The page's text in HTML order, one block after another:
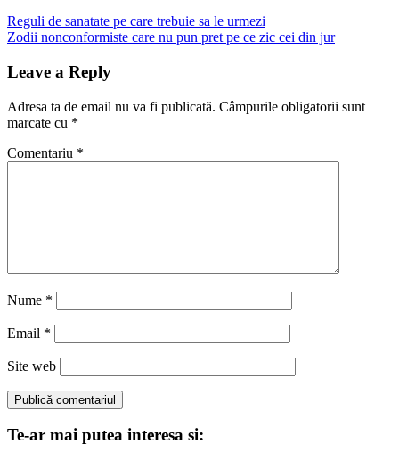
Navigare
în
articole
Previous
Post:
Reguli de sanatate pe care trebuie sa le urmezi
Next
Zodii nonconformiste care nu pun pret pe ce zic cei din jur
Leave a Reply
Adresa ta de email nu va fi publicată. Câmpurile obligatorii sunt
marcate cu *
Comentariu *
Nume *
Email *
Site web
Te-ar mai putea interesa si: